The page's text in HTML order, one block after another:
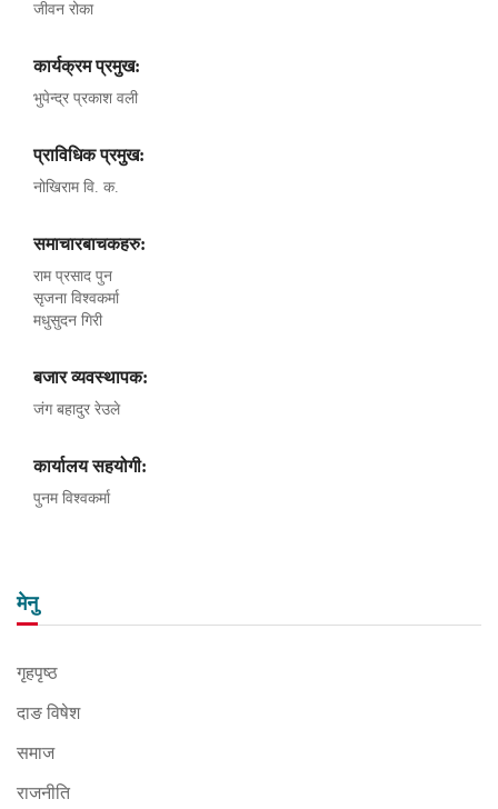
जीवन रोका
कार्यक्रम प्रमुख:
भुपेन्द्र प्रकाश वली
प्राविधिक प्रमुख:
नोखिराम वि. क.
समाचारबाचकहरु:
राम प्रसाद पुन
सृजना विश्वकर्मा
मधुसुदन गिरी
बजार व्यवस्थापक:
जंग बहादुर रेउले
कार्यालय सहयोगी:
पुनम विश्वकर्मा
मेनु
गृहपृष्ठ
दाङ विषेश
समाज
राजनीति